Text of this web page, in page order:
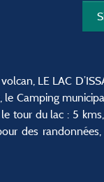
LE LAC
Camping
tour du lac : 5
des randonnées,